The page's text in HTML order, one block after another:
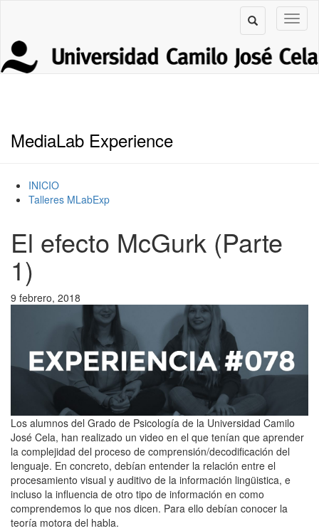
MediaLab Experience
INICIO
Talleres MLabExp
El efecto McGurk (Parte
1)
9 febrero, 2018
Los alumnos del Grado de Psicología de la Universidad Camilo
José Cela, han realizado un video en el que tenían que aprender
la complejidad del proceso de comprensión/decodificación del
lenguaje. En concreto, debían entender la relación entre el
procesamiento visual y auditivo de la información lingüistica, e
incluso la influencia de otro tipo de información en como
comprendemos lo que nos dicen. Para ello debían conocer la
teoría motora del habla.